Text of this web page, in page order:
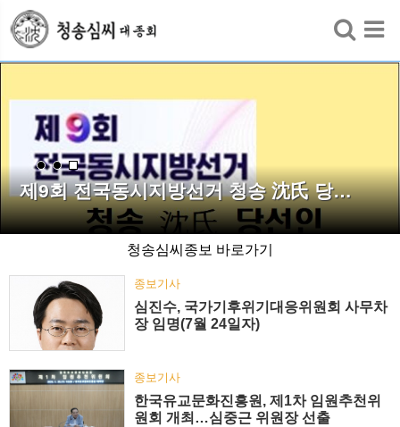
제9회 전국동시지방선거 청송 沈氏 당…
청송심씨종보 바로가기
종보기사
심진수, 국가기후위기대응위원회 사무차
장 임명(7월 24일자)
종보기사
한국유교문화진흥원, 제1차 임원추천위
원회 개최…심중근 위원장 선출